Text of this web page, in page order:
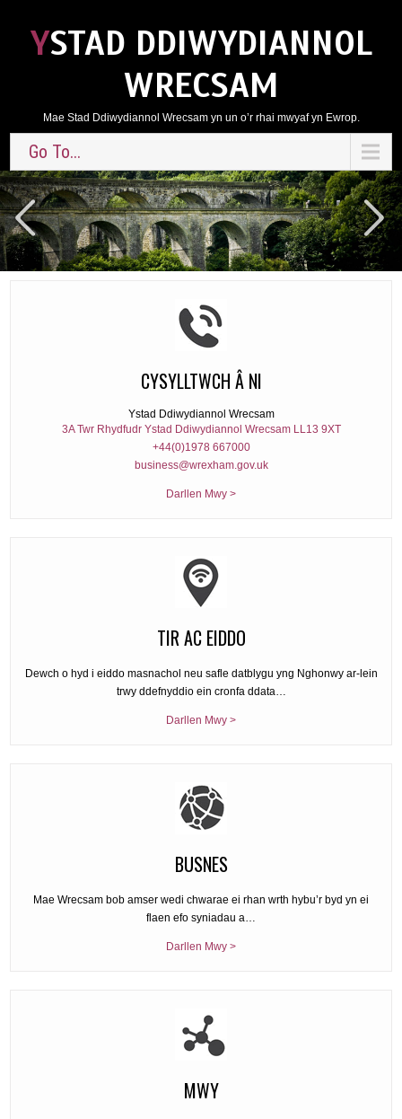
YSTAD DDIWYDIANNOL
WRECSAM
Mae Stad Ddiwydiannol Wrecsam yn un o’r rhai mwyaf yn Ewrop.
Go To...
CYSYLLTWCH Â NI
Ystad Ddiwydiannol Wrecsam
3A Twr Rhydfudr Ystad Ddiwydiannol Wrecsam LL13 9XT
+44(0)1978 667000
business@wrexham.gov.uk
Darllen Mwy >
TIR AC EIDDO
Dewch o hyd i eiddo masnachol neu safle datblygu yng Nghonwy ar-lein
trwy ddefnyddio ein cronfa ddata…
Darllen Mwy >
BUSNES
Mae Wrecsam bob amser wedi chwarae ei rhan wrth hybu’r byd yn ei
flaen efo syniadau a…
Darllen Mwy >
MWY